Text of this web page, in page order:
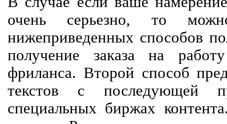
очень серьезно, то
нижеприведенных способов
получение заказа на
фриланса. Второй способ
текстов с последующей
специальных биржах